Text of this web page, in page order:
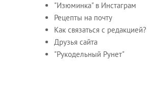
"Изюминка" в Инстаграм
Рецепты на почту
Как связаться с редакцией?
Друзья сайта
"Рукодельный Рунет"